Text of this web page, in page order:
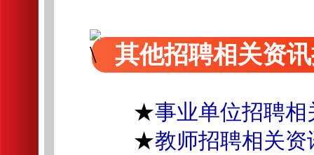
其他招聘相关资
★事业单位招聘相
★教师招聘相关资